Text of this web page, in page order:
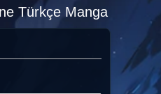
Türkçe Manga